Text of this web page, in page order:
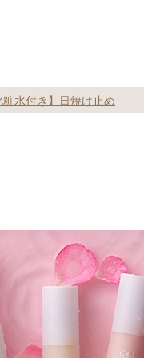
粧水付き】日焼け止め